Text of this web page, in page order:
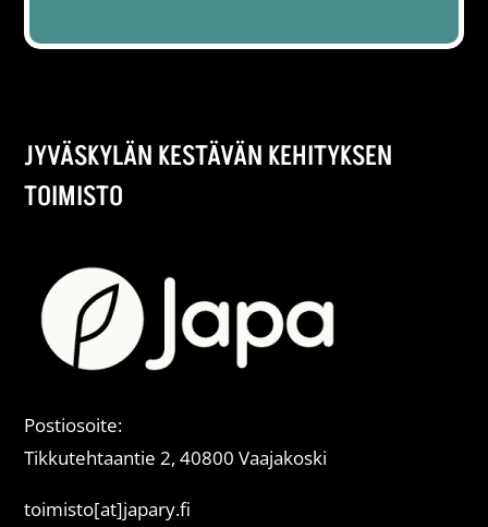
JYVÄSKYLÄN KESTÄVÄN KEHITYKSEN
TOIMISTO
Postiosoite:
Tikkutehtaantie 2, 40800 Vaajakoski
toimisto[at]japary.fi